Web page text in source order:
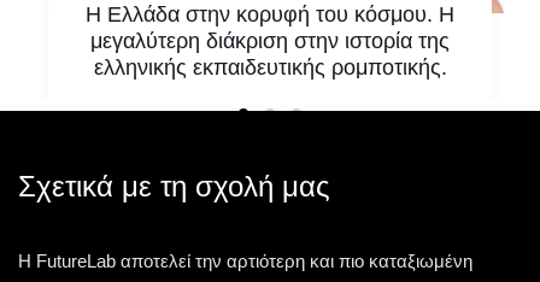
Η Ελλάδα στην κορυφή του κόσμου. Η
μεγαλύτερη διάκριση στην ιστορία της
ελληνικής εκπαιδευτικής ρομποτικής.
Υπάρχουν στιγμές που δεν αποτελούν απλώς
αλλάζουν την ιστορία. Μία τέτοια στιγμή έζησε η
Σχετικά με τη σχολή μας
Η FutureLab αποτελεί την αρτιότερη και πιο καταξιωμένη